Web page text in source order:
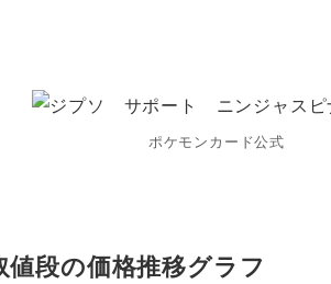
ポケモンカード公式
段の価格推移グラフ